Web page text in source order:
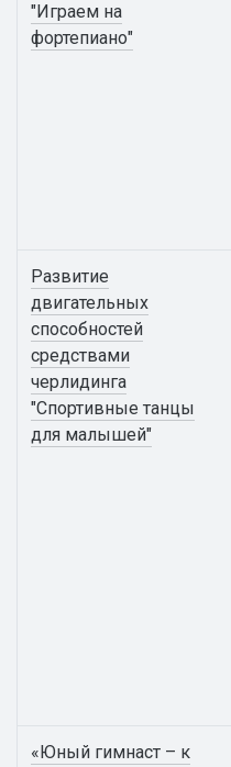
"Играем на
фортепиано"
Развитие
двигательных
способностей
средствами
черлидинга
"Спортивные танцы
для малышей"
«Юный гимнаст – к